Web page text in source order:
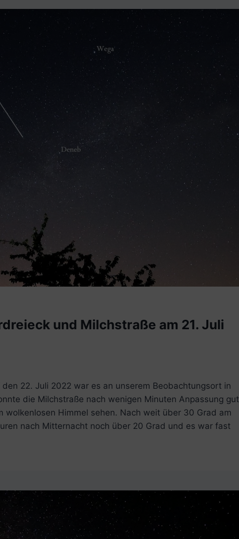
und Milchstraße am 21. Juli
22. Juli 2022 war es an unserem Beobachtungsort in
die Milchstraße nach wenigen Minuten Anpassung gut
wolkenlosen Himmel sehen. Nach weit über 30 Grad am
nach Mitternacht noch über 20 Grad und es war fast